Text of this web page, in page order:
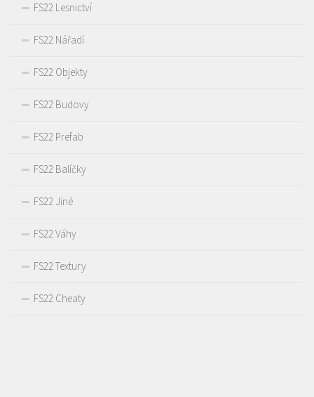
FS22 Lesnictví
FS22 Nářadí
FS22 Objekty
FS22 Budovy
FS22 Prefab
FS22 Balíčky
FS22 Jiné
FS22 Váhy
FS22 Textury
FS22 Cheaty